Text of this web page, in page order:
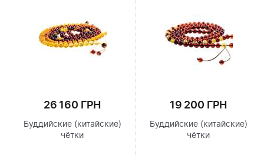
26 160 ГРН
Буддийские (китайские)
чётки
19 200 ГРН
Буддийские (китайские)
чётки